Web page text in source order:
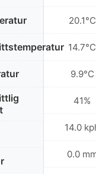
20.1°C
14.7°C
9.9°C
41%
14.0
0.0